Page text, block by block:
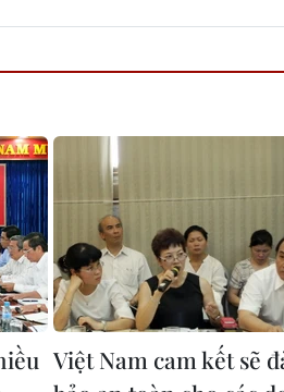
Việt Nam cam kết sẽ